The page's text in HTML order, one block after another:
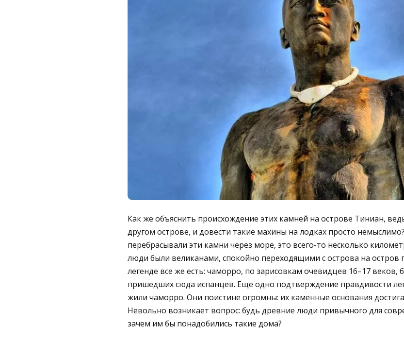
Как же объяснить происхождение этих камней на острове Тиниан,
другом острове, и довести такие махины на лодках просто
перебрасывали эти камни через море, это всего-то несколько
люди были великанами, спокойно переходящими с острова на остров
легенде все же есть: чаморро, по зарисовкам очевидцев 16–17 веков,
пришедших сюда испанцев. Еще одно подтверждение правдивости
жили чаморро. Они поистине огромны: их каменные основания
Невольно возникает вопрос: будь древние люди привычного для
зачем им бы понадобились такие дома?